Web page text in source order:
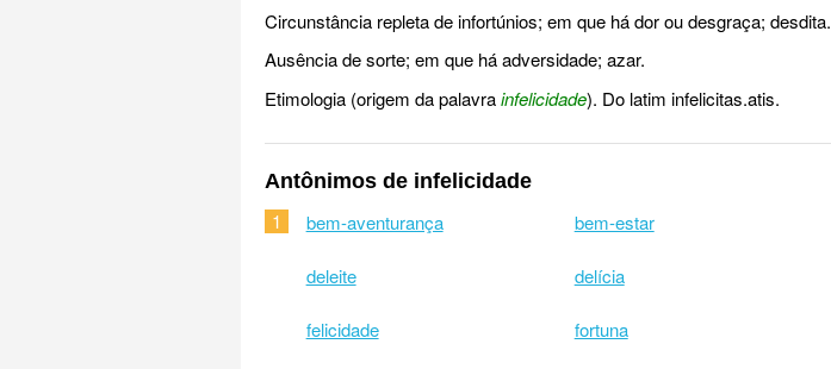
Circunstância repleta de infortúnios; em que há dor ou desgraça; desdita.
Ausência de sorte; em que há adversidade; azar.
Etimologia (origem da palavrainfelicidade). Do latim infelicitas.atis.
Antônimos de infelicidade
1 bem-aventurança bem-estar
deleite delícia
felicidade fortuna